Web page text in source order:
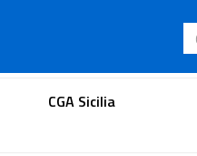
Portale dell'avvocato
CGA Sicilia